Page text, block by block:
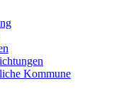
Kommune